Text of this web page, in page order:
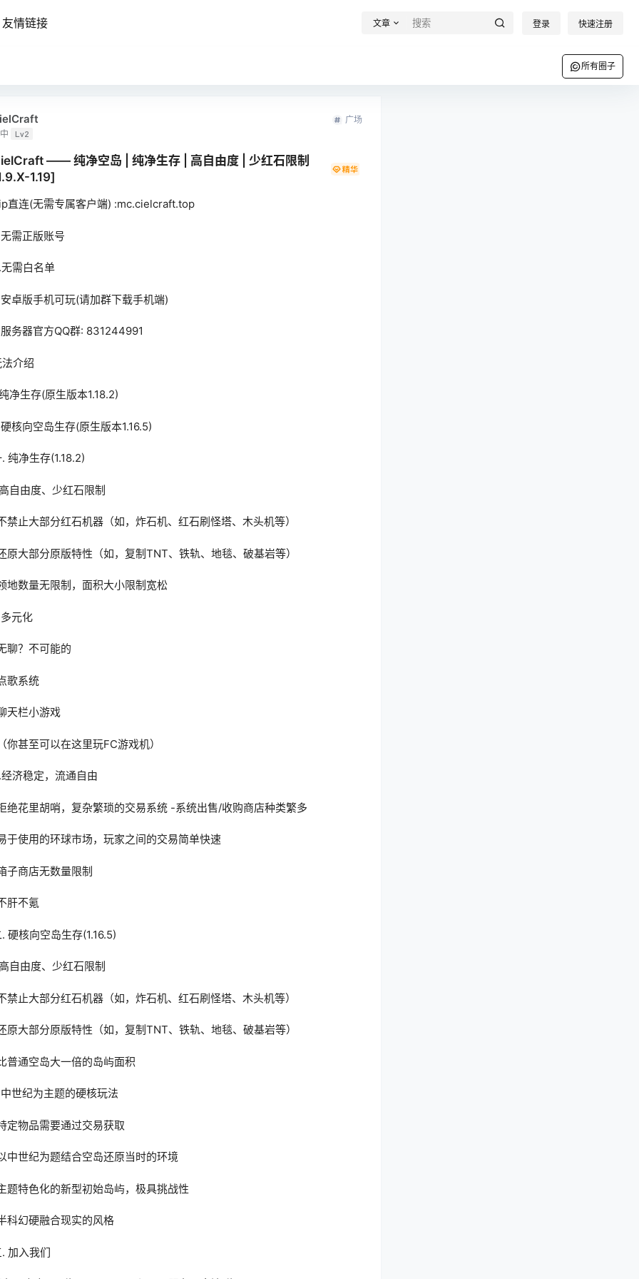
友情链接 文章 登录 快速注册
所有圈子
Lv2
广场
—— 纯净空岛 | 纯净生存 | 高自由度 | 少红石限制
1.19]
直连(无需专属客户端) :mc.cielcraft.top
需正版账号
需白名单
卓版手机可玩(请加群下载手机端)
务器官方QQ群: 831244991
介绍
净生存(原生版本1.18.2)
核向空岛生存(原生版本1.16.5)
纯净生存(1.18.2)
自由度、少红石限制
禁止大部分红石机器（如，炸石机、红石刷怪塔、木头机等）
原大部分原版特性（如，复制TNT、铁轨、地毯、破基岩等）
地数量无限制，面积大小限制宽松
元化
聊？不可能的
歌系统
天栏小游戏
你甚至可以在这里玩FC游戏机）
济稳定，流通自由
绝花里胡哨，复杂繁琐的交易系统 -系统出售/收购商店种类繁多
于使用的环球市场，玩家之间的交易简单快速
子商店无数量限制
肝不氪
硬核向空岛生存(1.16.5)
自由度、少红石限制
禁止大部分红石机器（如，炸石机、红石刷怪塔、木头机等）
原大部分原版特性（如，复制TNT、铁轨、地毯、破基岩等）
普通空岛大一倍的岛屿面积
世纪为主题的硬核玩法
定物品需要通过交易获取
中世纪为题结合空岛还原当时的环境
题特色化的新型初始岛屿，极具挑战性
科幻硬融合现实的风格
加入我们